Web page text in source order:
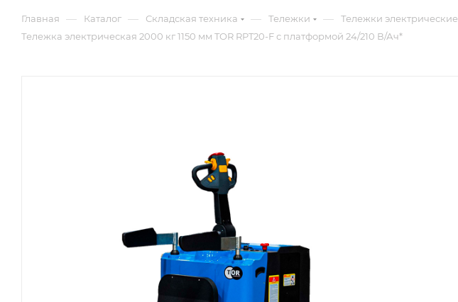
Главная — Каталог — Складская техника — Тележки — Тележки электрические
Тележка электрическая 2000 кг 1150 мм TOR RPT20-F с платформой 24/210 В/Ач*